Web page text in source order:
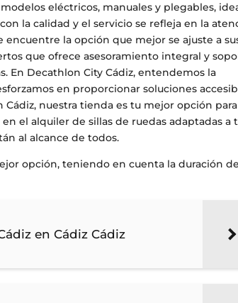
eléctricos, manuales y plegables,
la calidad y el servicio se refleja en la
la opción que mejor se ajuste a
que ofrece asesoramiento integral y
En Decathlon City Cádiz, entendemos la
en proporcionar soluciones
Cádiz, nuestra tienda es tu mejor opción
el alquiler de sillas de ruedas adaptadas a
al alcance de todos.
opción, teniendo en cuenta la duración
en Cádiz Cádiz